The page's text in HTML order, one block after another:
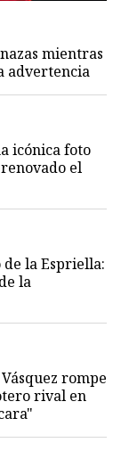
mientras
advertencia
icónica foto
el
de la Espriella:
la
rompe
rival en